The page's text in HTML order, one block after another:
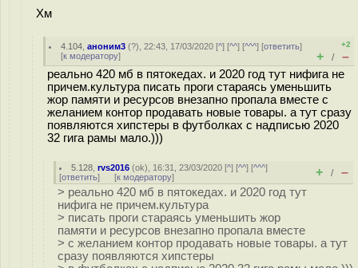
Хм
4.104 ,аноним3 (?), 22:43, 17/03/2020 [^] [^^] [^^^] [ответить]
[к модератору]
+2
+ / –
реально 420 мб в пятокедах. и 2020 год тут нифига не
причем.культура писать проги стараясь уменьшить
жор памяти и ресурсов внезапно пропала вместе с
желанием контор продавать новые товары. а тут сразу
появляются хипстеры в футболках с надписью 2020
32 гига рамы мало.)))
5.128 ,rvs2016 (ok), 16:31, 23/03/2020 [^] [^^] [^^^]
[ответить] [к модератору] + / –
> реально 420 мб в пятокедах. и 2020 год тут
нифига не причем.культура
> писать проги стараясь уменьшить жор
памяти и ресурсов внезапно пропала вместе
> с желанием контор продавать новые товары. а тут
сразу появляются хипстеры